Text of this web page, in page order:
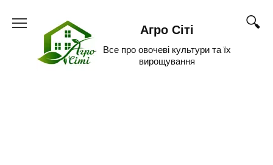
Агро Сіті
Все про овочеві культури та їх
вирощування